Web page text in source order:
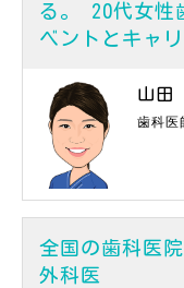
る。 20代女性
ベントとキャ
山田
歯科医
全国の歯科医
外科医